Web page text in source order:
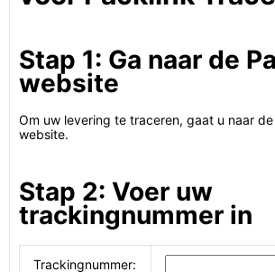
Stap 1: Ga naar de
website
Om uw levering te traceren, gaat u naar
website.
Stap 2: Voer uw
trackingnummer in
Trackingnummer: